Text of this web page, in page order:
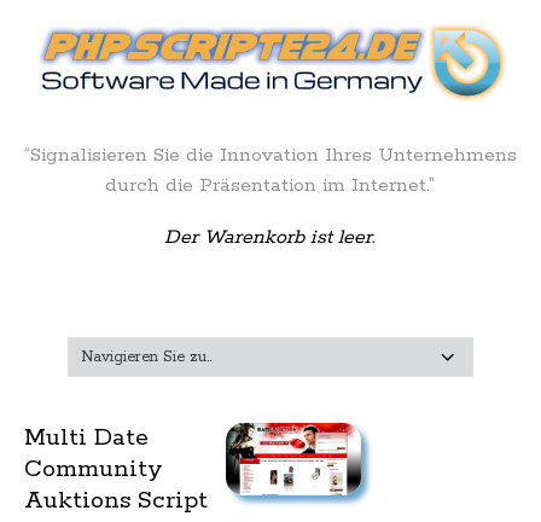
“Signalisieren Sie die Innovation Ihres Unternehmens
durch die Präsentation im Internet.”
Der Warenkorb ist leer.
Multi Date
Community
Auktions Script